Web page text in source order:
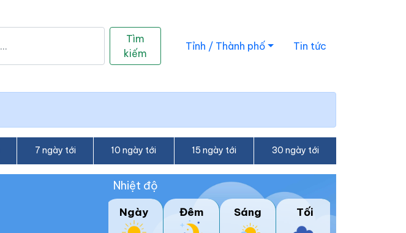
Tìm
kiếm
Tỉnh / Thành phố Tin tức
7 ngày tới 10 ngày tới 15 ngày tới 30 ngày tới
Nhiệt độ
Ngày Đêm Sáng Tối